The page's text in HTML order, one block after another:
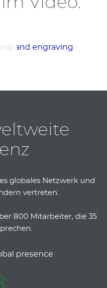
globales Netzwerk und
vertreten.
800 Mitarbeiter, die 35